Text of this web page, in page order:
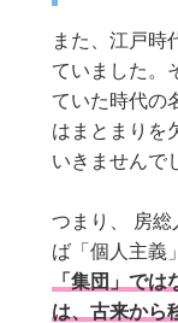
また、江戸時
ていました。
ていた時代の
はまとまりを
いきませんで
つまり、 房総
ば「個人主義
「集団」で
は、古来から